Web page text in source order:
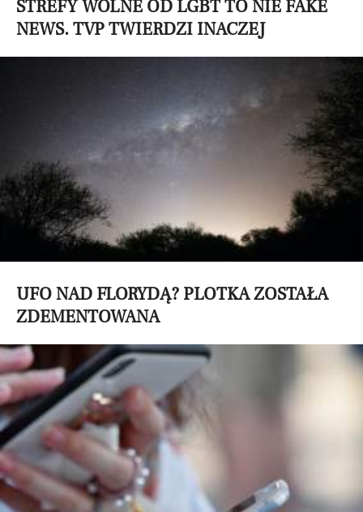
STREFY WOLNE OD LGBT TO NIE FAKE
NEWS. TVP TWIERDZI INACZEJ
UFO NAD FLORYDĄ? PLOTKA ZOSTAŁA
ZDEMENTOWANA